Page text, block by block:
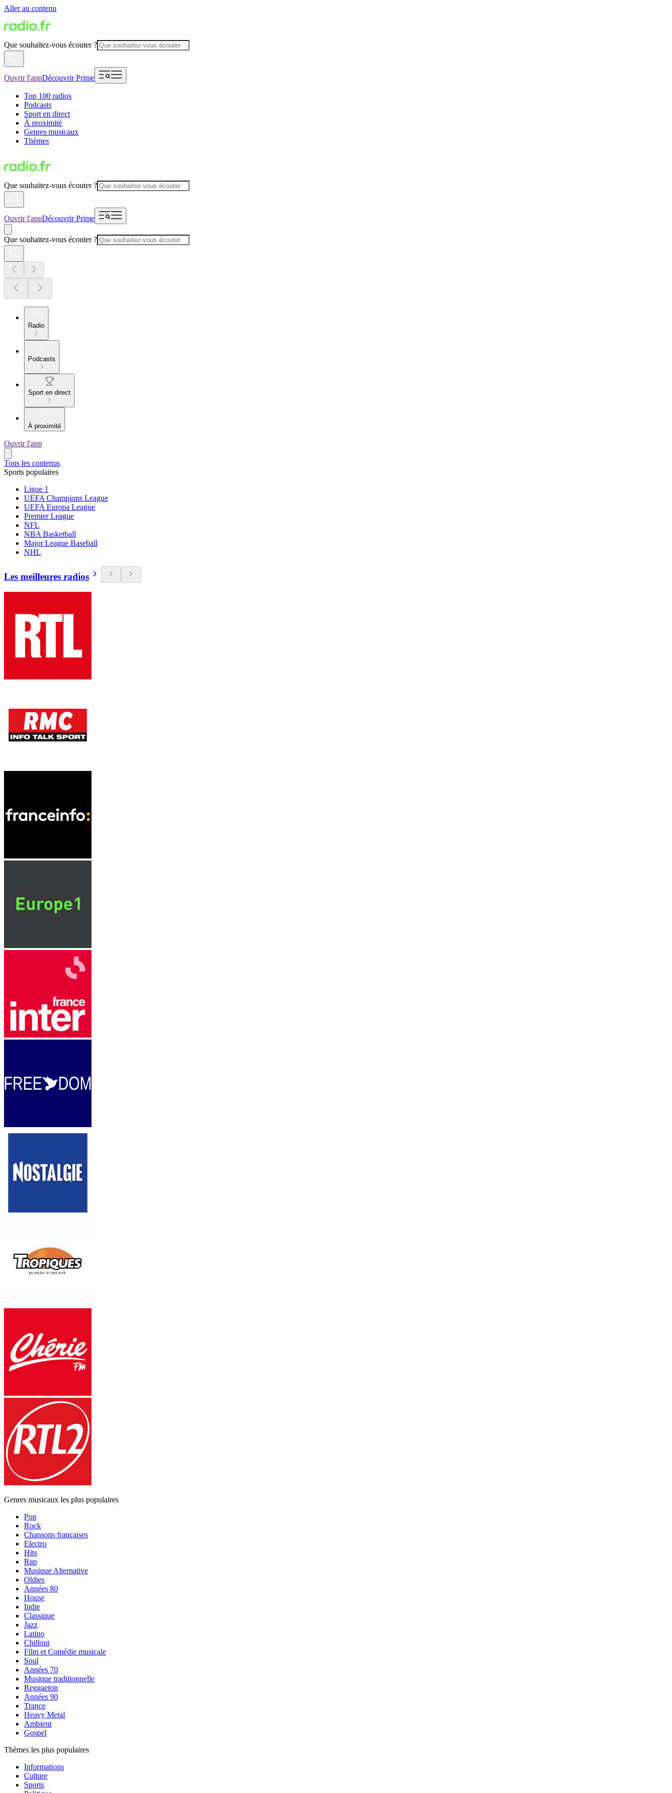
Aller au contenu
Que souhaitez-vous écouter ?
Ouvrir l'appDécouvrir Prime
Top 100 radios
Podcasts
Sport en direct
À proximité
Genres musicaux
Thèmes
Que souhaitez-vous écouter ?
Ouvrir l'appDécouvrir Prime
Que souhaitez-vous écouter ?
Radio
Podcasts
Sport en direct
À proximité
Ouvrir l'app
Tous les contenus
Sports populaires
Ligue 1
UEFA Champions League
UEFA Europa League
Premier League
NFL
NBA Basketball
Major League Baseball
NHL
Les meilleures radios
Genres musicaux les plus populaires
Pop
Rock
Chansons françaises
Electro
Hits
Rap
Musique Alternative
Oldies
Années 80
House
Indie
Classique
Jazz
Latino
Chillout
Film et Comédie musicale
Soul
Années 70
Musique traditionnelle
Reggaeton
Années 90
Trance
Heavy Metal
Ambient
Gospel
Thèmes les plus populaires
Informations
Culture
Sports